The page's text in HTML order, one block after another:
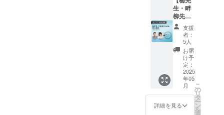
の手数
料
（12％
＋税）
をご支
援くだ
さる皆
様にご
負担い
ただく
事にな
りま
卒ご理
for
Social
good」
に該当
しま
す。
※「CA
MPFIRE
Social
good」
は社会
課題の
解決を
祉協議
会よ
り、福
岡県八
女郡広
川町の
特産品
「久留
米絣
（かす
り）の
ハンカ
チ（1
生・畔
柳先生
による
「共創
デザイ
ンとプ
ロジェ
クト解
説」オ
ンライ
ン講
義】 プ
ロジェ
クトメ
支援
者：
5人
お届
け予
定：
2025
年05
月
詳細を見る
こ
の
リ
タ
ー
ン
を
選